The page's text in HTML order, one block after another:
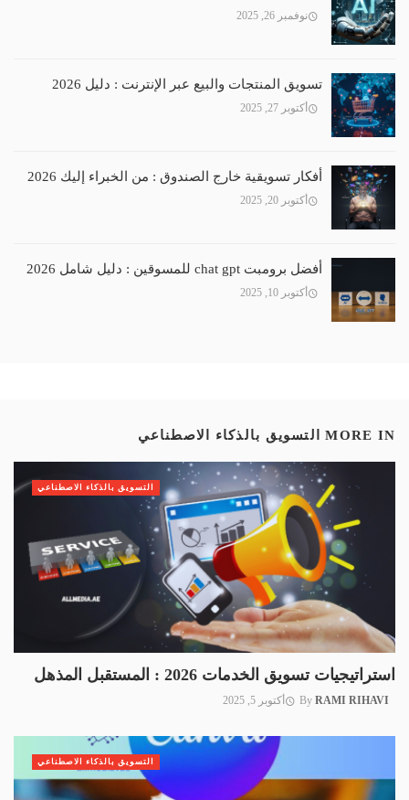
نوفمبر 26, 2025
تسويق المنتجات والبيع عبر الإنترنت : دليل 2026
أكتوبر 27, 2025
أفكار تسويقية خارج الصندوق : من الخبراء إليك 2026
أكتوبر 20, 2025
أفضل برومبت chat gpt للمسوقين : دليل شامل 2026
أكتوبر 10, 2025
MORE IN التسويق بالذكاء الاصطناعي
استراتيجيات تسويق الخدمات 2026 : المستقبل المذهل
By RAMI RIHAVI أكتوبر 5, 2025
التسويق بالذكاء الاصطناعي
التسويق بالذكاء الاصطناعي